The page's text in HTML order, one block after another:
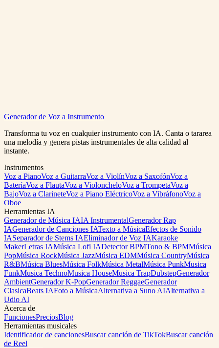
Remix Music Free View Pricing
Generador de Voz a Instrumento
Transforma tu voz en cualquier instrumento con IA. Canta o tararea
una melodía y genera pistas instrumentales de alta calidad al
instante.
Instrumentos
Voz a PianoVoz a GuitarraVoz a ViolínVoz a SaxofónVoz a
BateríaVoz a FlautaVoz a VioloncheloVoz a TrompetaVoz a
BajoVoz a ClarineteVoz a Piano EléctricoVoz a VibráfonoVoz a
Oboe
Herramientas IA
Generador de Música IAIA InstrumentalGenerador Rap
IAGenerador de Canciones IATexto a MúsicaEfectos de Sonido
IASeparador de Stems IAEliminador de Voz IAKaraoke
MakerLetras IAMúsica Lofi IADetector BPMTono & BPMMúsica
PopMúsica RockMúsica JazzMúsica EDMMúsica CountryMúsica
R&BMúsica BluesMúsica FolkMúsica MetalMúsica PunkMusica
FunkMusica TechnoMusica HouseMusica TrapDubstepGenerador
AmbientGenerador K-PopGenerador ReggaeGenerador
ClasicaBeats IAFoto a MúsicaAlternativa a Suno AIAlternativa a
Udio AI
Acerca de
FuncionesPreciosBlog
Herramientas musicales
Identificador de cancionesBuscar canción de TikTokBuscar canción
de Reel